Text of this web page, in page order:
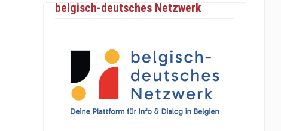
belgisch-deutsches Netzwerk